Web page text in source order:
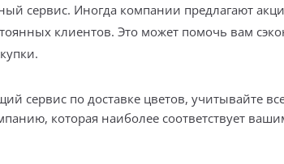
сервис. Иногда компании предлагают
клиентов. Это может помочь вам
сервис по доставке цветов, учитывайте
которая наиболее соответствует